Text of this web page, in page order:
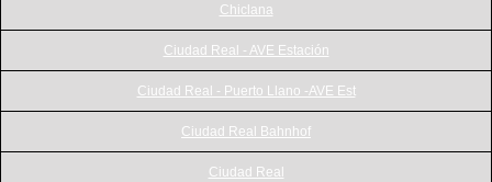
Chiclana
Ciudad Real - AVE Estación
Ciudad Real - Puerto Llano -AVE Est
Ciudad Real Bahnhof
Ciudad Real